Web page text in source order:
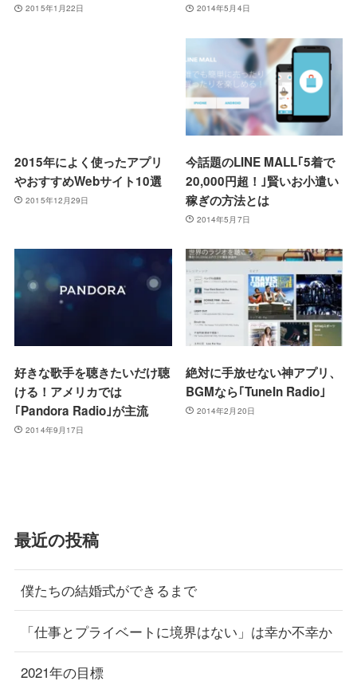
2015年1月22日 2014年5月4日
2015年によく使ったアプリ
やおすすめWebサイト10選
2015年12月29日
今話題のLINE MALL｢5着で
20,000円超！｣賢いお小遣い
稼ぎの方法とは
2014年5月7日
好きな歌手を聴きたいだけ聴
ける！アメリカでは
｢Pandora Radio｣が主流
2014年9月17日
絶対に手放せない神アプリ、
BGMなら｢TuneIn Radio｣
2014年2月20日
最近の投稿
僕たちの結婚式ができるまで
「仕事とプライベートに境界はない」は幸か不幸か
2021年の目標